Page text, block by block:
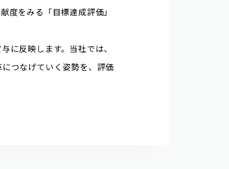
度をみる「目標達成評価」
に反映します。当社では、
つなげていく姿勢を、評価